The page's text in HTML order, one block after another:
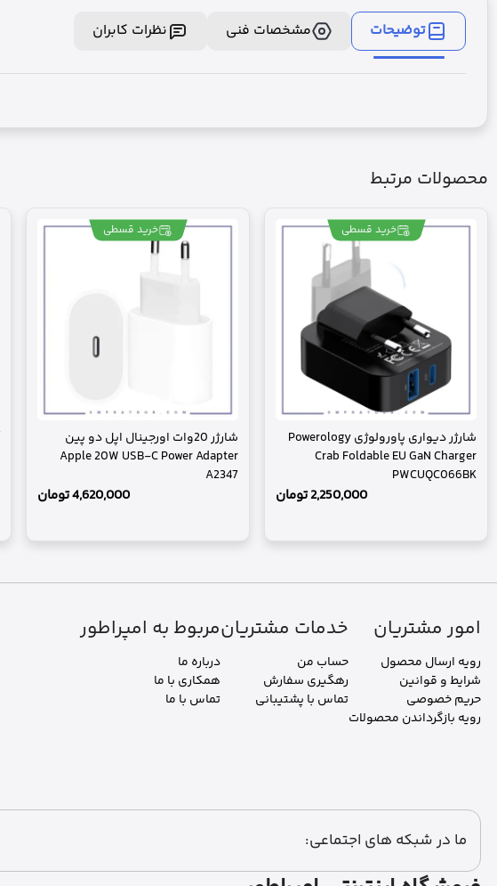
توضیحات مشخصات فنی نظرات کابران
محصولات مرتبط
خرید قسطی
شارژر دیواری پاورولوژی Powerology
Crab Foldable EU GaN Charger
PWCUQC066BK
2,250,000تومان
خرید قسطی
شارژر 20وات اورجینال اپل دو پین
Apple 20W USB-C Power Adapter
A2347
4,620,000تومان
امور مشتریان
رویه ارسال محصول
شرایط و قوانین
حریم خصوصی
رویه بازگرداندن محصولات
خدمات مشتریان
حساب من
رهگیری سفارش
تماس با پشتیبانی
مربوط به امپراطور
درباره ما
همکاری با ما
تماس با ما
ما در شبکه های اجتماعی: